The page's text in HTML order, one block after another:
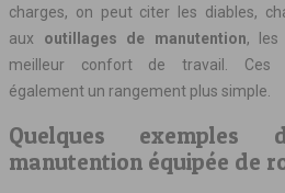
charges, on peut citer les diables,
aux outillages de manutention, les
meilleur confort de travail.
Ces
également un rangement plus simple.
Quelques
manutention équipée de